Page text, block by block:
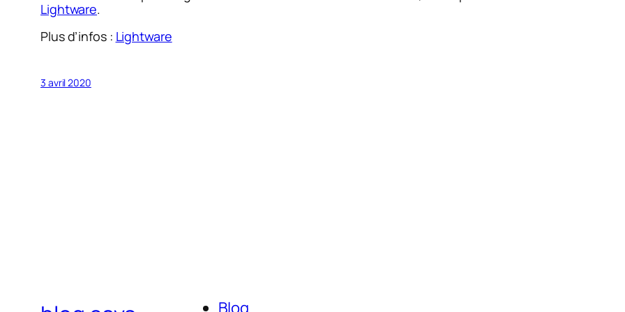
Lightware.
Plus d’infos : Lightware
3 avril 2020
Blog